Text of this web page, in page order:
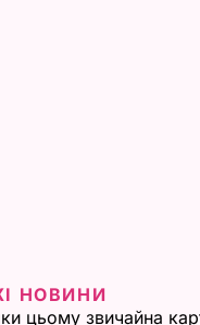
НОВИНИ
цьому звичайна